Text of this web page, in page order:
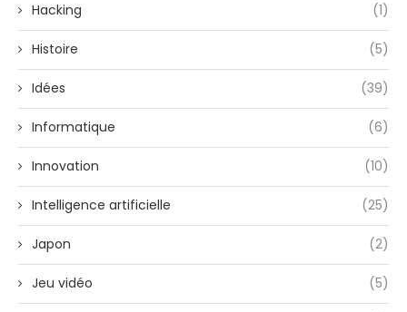
Hacking (1)
Histoire (5)
Idées (39)
Informatique (6)
Innovation (10)
Intelligence artificielle (25)
Japon (2)
Jeu vidéo (5)